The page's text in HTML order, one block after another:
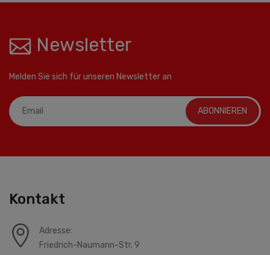
Newsletter
Melden Sie sich für unseren Newsletter an
ABONNIEREN
Kontakt
Adresse:
Friedrich-Naumann-Str. 9